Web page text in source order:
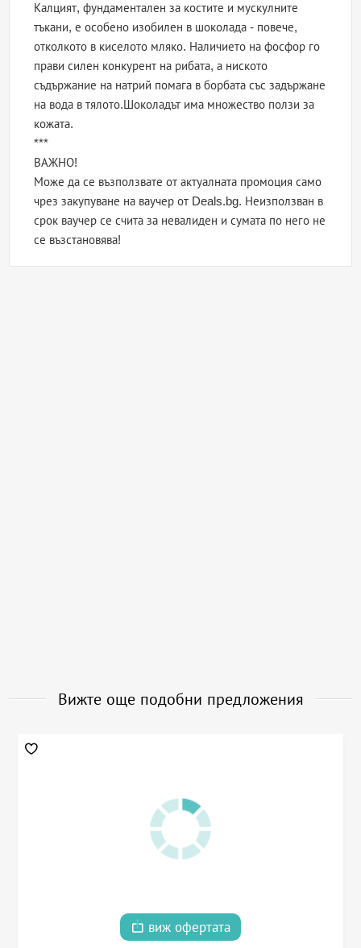
Калцият, фундаментален за костите и мускулните
тъкани, е особено изобилен в шоколада - повече,
отколкото в киселото мляко. Наличието на фосфор го
прави силен конкурент на рибата, а ниското
съдържание на натрий помага в борбата със задържане
на вода в тялото.Шоколадът има множество ползи за
кожата.
***
ВАЖНО!
Може да се възползвате от актуалната промоция само
чрез закупуване на ваучер от Deals.bg. Неизползван в
срок ваучер се счита за невалиден и сумата по него не
се възстановява!
Вижте още подобни предложения
виж офертата